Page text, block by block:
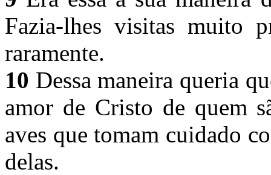
Fazia-lhes visitas muito
raramente.
10 Dessa maneira queria
amor de Cristo de quem
aves que tomam cuidado
delas.